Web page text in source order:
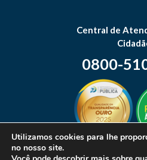
Central de
0800-
Utilizamos cookies para lhe
no nosso site.